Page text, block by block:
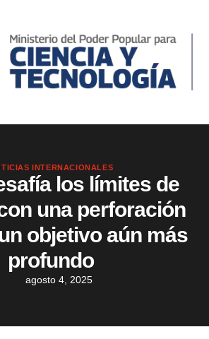
INTERNACIONALES
los límites de
una perforación
objetivo aún más
profundo
agosto 4, 2025